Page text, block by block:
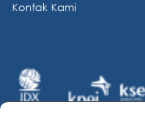
Kontak Kami